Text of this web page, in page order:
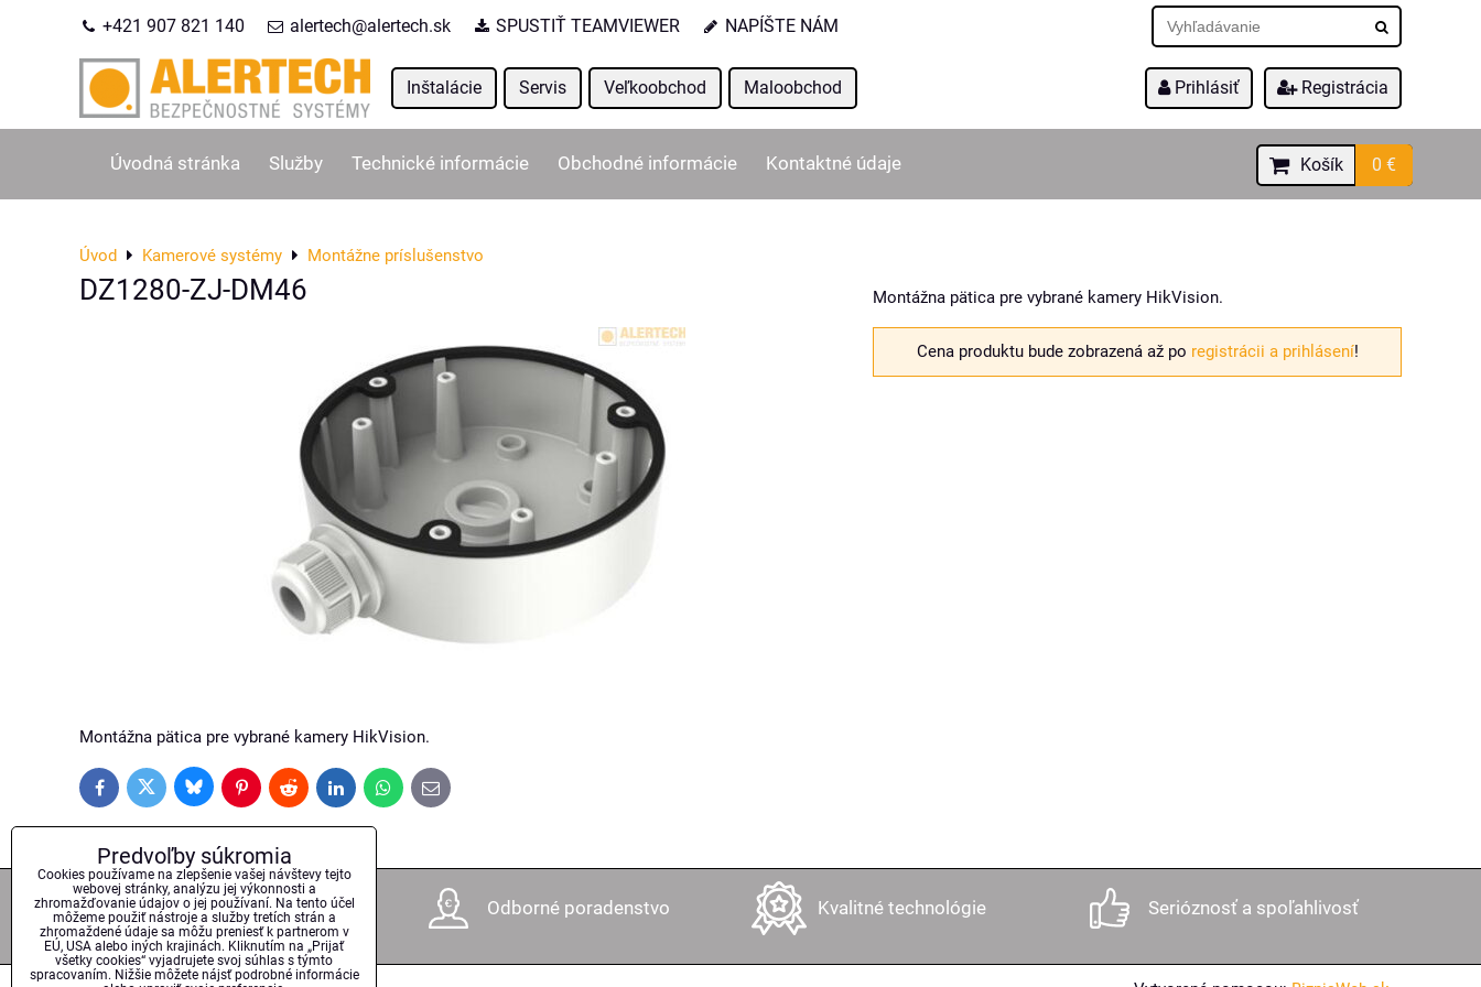
+421 907 821 140 alertech@alertech.sk SPUSTIŤ TEAMVIEWER NAPÍŠTE NÁM
Inštalácie Servis Veľkoobchod Maloobchod Prihlásiť Registrácia
Košík 0 €
Úvodná stránka Služby Technické informácie Obchodné informácie Kontaktné údaje
Úvod Kamerové systémy Montážne príslušenstvo
DZ1280-ZJ-DM46 Montážna pätica pre vybrané kamery HikVision.
Cena produktu bude zobrazená až po registrácii a prihlásení!
Montážna pätica pre vybrané kamery HikVision.
FacebookTwitter BlueskyPinterestReddit LinkedInWhatsApp
E-
mail
17 rokov na trhu Odborné poradenstvo Kvalitné technológie Serióznosť a spoľahlivosť
Predvoľby súkromia
Cookies používame na zlepšenie vašej návštevy tejto
webovej stránky, analýzu jej výkonnosti a
zhromažďovanie údajov o jej používaní. Na tento účel
môžeme použiť nástroje a služby tretích strán a
zhromaždené údaje sa môžu preniesť k partnerom v
EÚ, USA alebo iných krajinách. Kliknutím na „Prijať
všetky cookies“ vyjadrujete svoj súhlas s týmto
spracovaním. Nižšie môžete nájsť podrobné informácie